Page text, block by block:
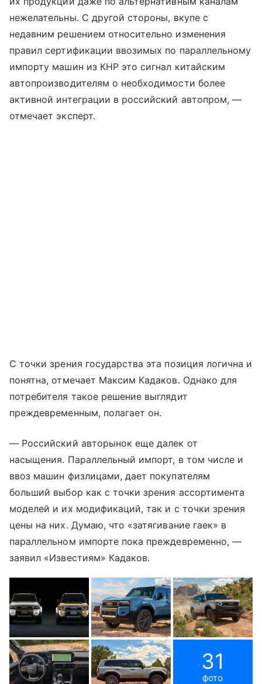
нежелательны. С другой стороны, вкупе с
недавним решением относительно изменения
правил сертификации ввозимых по параллельному
импорту машин из КНР это сигнал китайским
автопроизводителям о необходимости более
активной интеграции в российский автопром, —
отмечает эксперт.
С точки зрения государства эта позиция логична и
понятна, отмечает Максим Кадаков. Однако для
потребителя такое решение выглядит
преждевременным, полагает он.
— Российский авторынок еще далек от
насыщения. Параллельный импорт, в том числе и
ввоз машин физлицами, дает покупателям
больший выбор как с точки зрения ассортимента
моделей и их модификаций, так и с точки зрения
цены на них. Думаю, что «затягивание гаек» в
параллельном импорте пока преждевременно, —
заявил «Известиям» Кадаков.
31
фото